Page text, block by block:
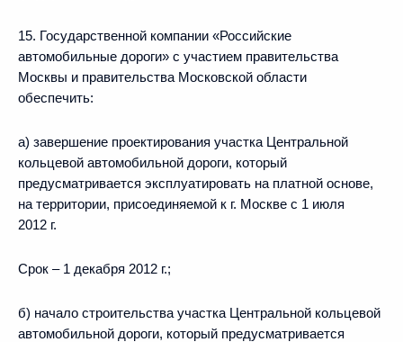
15. Государственной компании «Российские
автомобильные дороги» с участием правительства
Москвы и правительства Московской области
обеспечить:
а) завершение проектирования участка Центральной
кольцевой автомобильной дороги, который
предусматривается эксплуатировать на платной основе,
на территории, присоединяемой к г. Москве с 1 июля
2012 г.
Срок – 1 декабря 2012 г.;
б) начало строительства участка Центральной кольцевой
автомобильной дороги, который предусматривается